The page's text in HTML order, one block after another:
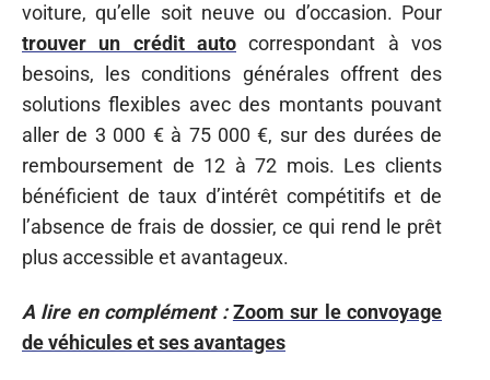
voiture, qu’elle soit neuve ou d’occasion. Pour
trouver un crédit auto correspondant à vos
besoins, les conditions générales offrent des
solutions flexibles avec des montants pouvant
aller de 3 000 € à 75 000 €, sur des durées de
remboursement de 12 à 72 mois. Les clients
bénéficient de taux d’intérêt compétitifs et de
l’absence de frais de dossier, ce qui rend le prêt
plus accessible et avantageux.
A lire en complément : Zoom sur le convoyage
de véhicules et ses avantages